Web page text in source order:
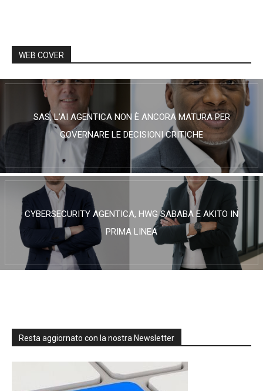
WEB COVER
SAS, L’AI AGENTICA NON È ANCORA MATURA PER
GOVERNARE LE DECISIONI CRITICHE
CYBERSECURITY AGENTICA, HWG SABABA E AKITO IN
PRIMA LINEA
Resta aggiornato con la nostra Newsletter